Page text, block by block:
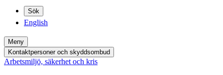
Sök
English
Meny
Kontaktpersoner och skyddsombud
Arbetsmiljö, säkerhet och kris